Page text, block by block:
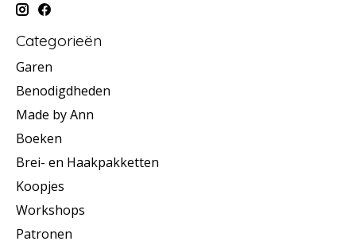
Categorieën
Garen
Benodigdheden
Made by Ann
Boeken
Brei- en Haakpakketten
Koopjes
Workshops
Patronen